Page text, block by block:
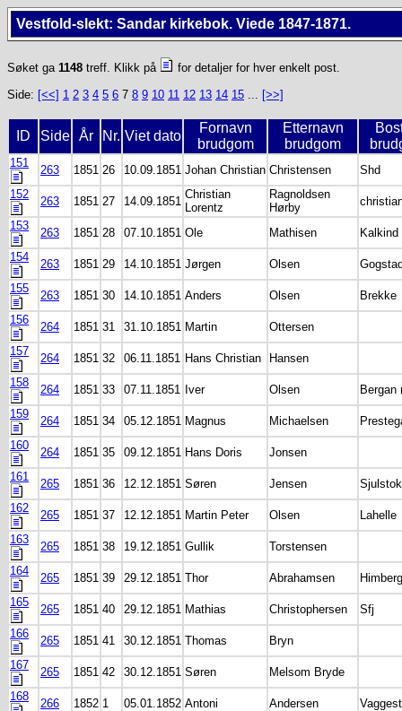
Vestfold-slekt: Sandar kirkebok. Viede 1847-1871.
Søket ga 1148 treff. Klikk på
for detaljer for hver enkelt post.
Side: [<<] 1 2 3 4 5 6 7 8 9 10 11 12 13 14 15 ... [>>]
ID Side År Nr. Viet dato
Fornavn
brudgom
Etternavn
brudgom
151
263 1851 26 10.09.1851 Johan Christian Christensen
Shd
152
263 1851 27 14.09.1851
Christian
Lorentz
Ragnoldsen
Hørby
153
263 1851 28 07.10.1851 Ole Mathisen
Kalkind
154
263 1851 29 14.10.1851 Jørgen Olsen
155
263 1851 30 14.10.1851 Anders Olsen
Brekke
156
264 1851 31 31.10.1851 Martin
Ottersen
157
264 1851 32 06.11.1851 Hans Christian
Hansen
158
264 1851 33 07.11.1851 Iver Olsen
Bergan
159
264 1851 34 05.12.1851 Magnus Michaelsen
160
264 1851 35 09.12.1851 Hans Doris
Jonsen
161
265 1851 36 12.12.1851 Søren Jensen
Sjulstok
162
265 1851 37 12.12.1851 Martin Peter Olsen
Lahelle
163
265 1851 38 19.12.1851 Gullik
Torstensen
164
265 1851 39 29.12.1851 Thor Abrahamsen
Himberg
165
265 1851 40 29.12.1851 Mathias Christophersen
Sfj
166
265 1851 41 30.12.1851 Thomas
Bryn
167
265 1851 42 30.12.1851 Søren
Melsom Bryde
168
266 1852 1 05.01.1852 Antoni Andersen